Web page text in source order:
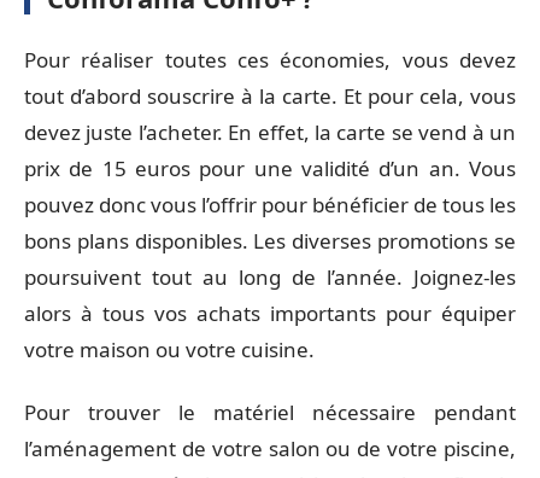
Pour réaliser toutes ces économies, vous devez
tout d’abord souscrire à la carte. Et pour cela, vous
devez juste l’acheter. En effet, la carte se vend à un
prix de 15 euros pour une validité d’un an. Vous
pouvez donc vous l’offrir pour bénéficier de tous les
bons plans disponibles. Les diverses promotions se
poursuivent tout au long de l’année. Joignez-les
alors à tous vos achats importants pour équiper
votre maison ou votre cuisine.
Pour trouver le matériel nécessaire pendant
l’aménagement de votre salon ou de votre piscine,